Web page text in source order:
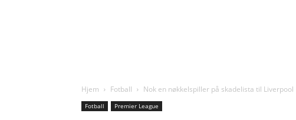
Hjem Fotball Nok en nøkkelspiller på skadelista til Liverpool
Fotball Premier League